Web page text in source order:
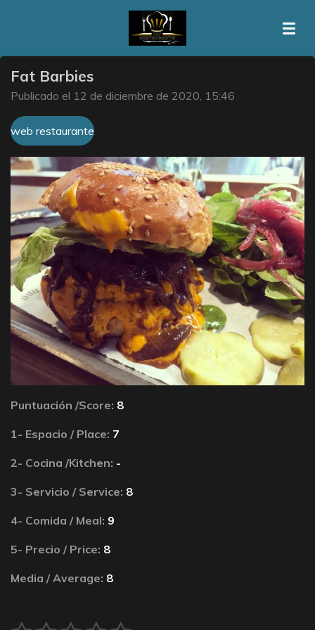
Fat Barbies
Publicado el 12 de diciembre de 2020, 15:46
web restaurante
Puntuación /Score: 8
1- Espacio / Place: 7
2- Cocina /Kitchen: -
3- Servicio / Service: 8
4- Comida / Meal: 9
5- Precio / Price: 8
Media / Average: 8
E